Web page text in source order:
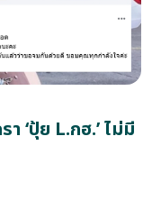
า ‘ปุ้ย L.กฮ.’ ไม่มี